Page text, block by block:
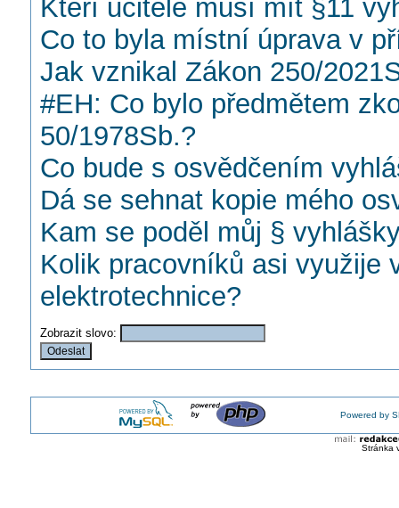
Kteří učitelé musí mít §11
Co to byla místní úprava v
Jak vznikal Zákon 250/
#EH: Co bylo předmětem
50/1978Sb.?
Co bude s osvědčením
Dá se sehnat kopie mého
Kam se poděl můj §
Kolik pracovníků asi využije
elektrotechnice?
Zobrazit slovo:
Powered by
Stránka